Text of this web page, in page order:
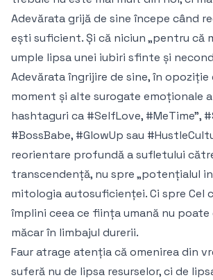
Adevărata grijă de sine începe când
ești suficient. Și că niciun „pentru că
umple lipsa unei iubiri sfinte și
Adevărata îngrijire de sine, în
moment și alte surogate emoționale
hashtaguri ca #SelfLove, #MeTime”,
#BossBabe, #GlowUp sau
reorientare profundă a sufletului
transcendență, nu spre „potențialul
mitologia autosuficienței. Ci spre Cel
împlini ceea ce ființa umană nu
măcar în limbajul durerii.
Faur atrage atenția că omenirea din
suferă nu de lipsa resurselor, ci de